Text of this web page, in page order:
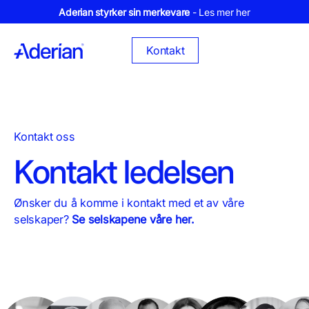
Aderian styrker sin merkevare - Les mer her
Kontakt
Kontakt oss
Kontakt ledelsen
Ønsker du å komme i kontakt med et av våre
selskaper? Se selskapene våre her.